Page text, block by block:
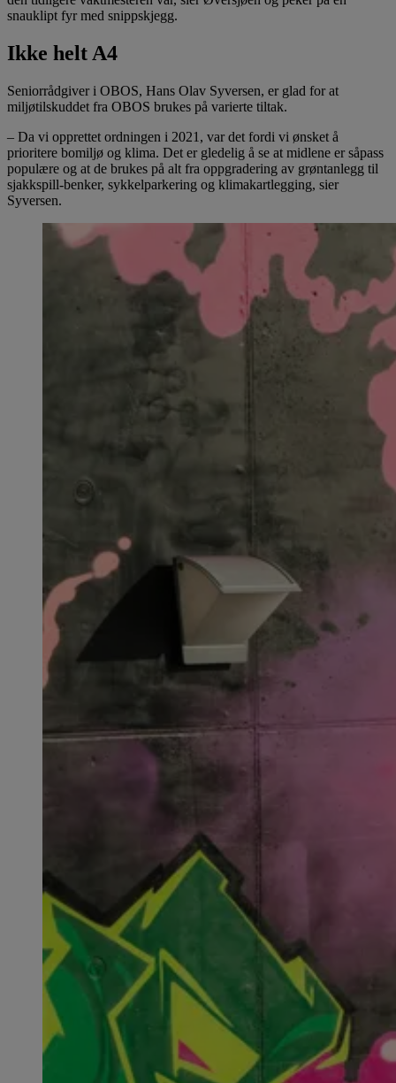
snauklipt fyr med snippskjegg.
Ikke helt A4
Seniorrådgiver i OBOS, Hans Olav Syversen, er glad for at
miljøtilskuddet fra OBOS brukes på varierte tiltak.
– Da vi opprettet ordningen i 2021, var det fordi vi ønsket å
prioritere bomiljø og klima. Det er gledelig å se at midlene er såpass
populære og at de brukes på alt fra oppgradering av grøntanlegg til
sjakkspill-benker, sykkelparkering og klimakartlegging, sier
Syversen.